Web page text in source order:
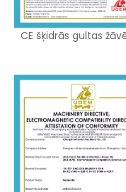
CE šķidrās gultas